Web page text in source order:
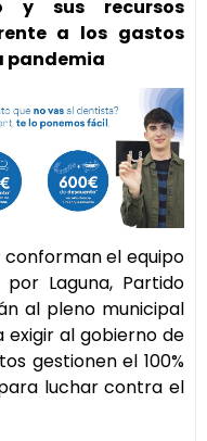
y sus recursos
a los gastos
pandemia
conforman el equipo
Laguna, Partido
al pleno municipal
al gobierno de
gestionen el 100%
luchar contra el